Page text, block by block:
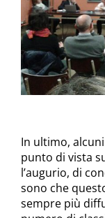
In ultimo,
punto di vista
l’augurio, di
sono che
sempre più